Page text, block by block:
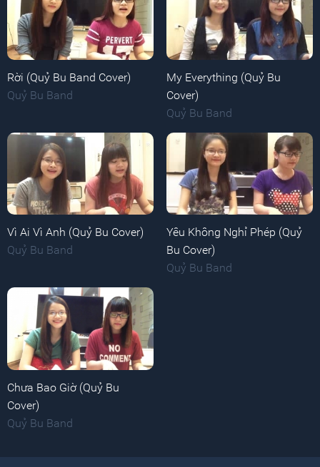
Rời (Quỷ Bu Band Cover)
Quỷ Bu Band
My Everything (Quỷ Bu
Cover)
Quỷ Bu Band
Vì Ai Vì Anh (Quỷ Bu Cover)
Quỷ Bu Band
Yêu Không Nghỉ Phép (Quỷ
Bu Cover)
Quỷ Bu Band
Chưa Bao Giờ (Quỷ Bu
Cover)
Quỷ Bu Band